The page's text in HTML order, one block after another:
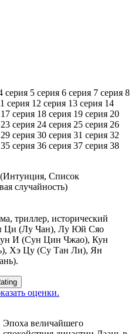
серия 5 серия 6 серия 7 серия 8
серия 12 серия 13 серия 14
17 серия 18 серия 19 серия 20
23 серия 24 серия 25 серия 26
29 серия 30 серия 31 серия 32
35 серия 36 серия 37 серия 38
Список
случайность)
триллер, исторический
Ци (Лу Чан), Лу Юй Сяо
И (Сун Цин Чжао), Кун
Хэ Цу (Су Тан Ли), Ян
оценки.
Эпоха величайшего